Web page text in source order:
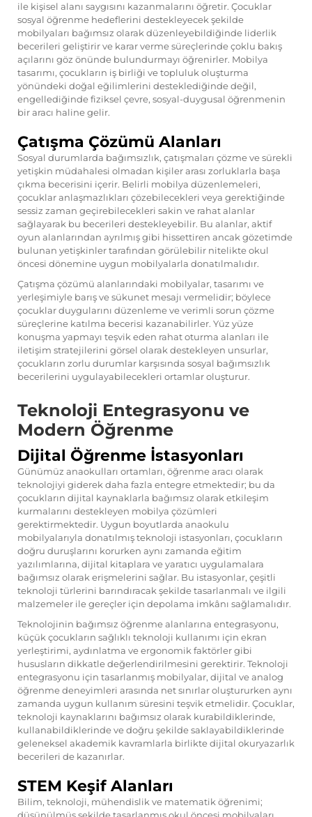
ile kişisel alanı saygısını kazanmalarını öğretir. Çocuklar
sosyal öğrenme hedeflerini destekleyecek şekilde
mobilyaları bağımsız olarak düzenleyebildiğinde liderlik
becerileri geliştirir ve karar verme süreçlerinde çoklu bakış
açılarını göz önünde bulundurmayı öğrenirler. Mobilya
tasarımı, çocukların iş birliği ve topluluk oluşturma
yönündeki doğal eğilimlerini desteklediğinde değil,
engellediğinde fiziksel çevre, sosyal-duygusal öğrenmenin
bir aracı haline gelir.
Çatışma Çözümü Alanları
Sosyal durumlarda bağımsızlık, çatışmaları çözme ve sürekli
yetişkin müdahalesi olmadan kişiler arası zorluklarla başa
çıkma becerisini içerir. Belirli mobilya düzenlemeleri,
çocuklar anlaşmazlıkları çözebilecekleri veya gerektiğinde
sessiz zaman geçirebilecekleri sakin ve rahat alanlar
sağlayarak bu becerileri destekleyebilir. Bu alanlar, aktif
oyun alanlarından ayrılmış gibi hissettiren ancak gözetimde
bulunan yetişkinler tarafından görülebilir nitelikte okul
öncesi dönemine uygun mobilyalarla donatılmalıdır.
Çatışma çözümü alanlarındaki mobilyalar, tasarımı ve
yerleşimiyle barış ve sükunet mesajı vermelidir; böylece
çocuklar duygularını düzenleme ve verimli sorun çözme
süreçlerine katılma becerisi kazanabilirler. Yüz yüze
konuşma yapmayı teşvik eden rahat oturma alanları ile
iletişim stratejilerini görsel olarak destekleyen unsurlar,
çocukların zorlu durumlar karşısında sosyal bağımsızlık
becerilerini uygulayabilecekleri ortamlar oluşturur.
Teknoloji Entegrasyonu ve
Modern Öğrenme
Dijital Öğrenme İstasyonları
Günümüz anaokulları ortamları, öğrenme aracı olarak
teknolojiyi giderek daha fazla entegre etmektedir; bu da
çocukların dijital kaynaklarla bağımsız olarak etkileşim
kurmalarını destekleyen mobilya çözümleri
gerektirmektedir. Uygun boyutlarda anaokulu
mobilyalarıyla donatılmış teknoloji istasyonları, çocukların
doğru duruşlarını korurken aynı zamanda eğitim
yazılımlarına, dijital kitaplara ve yaratıcı uygulamalara
bağımsız olarak erişmelerini sağlar. Bu istasyonlar, çeşitli
teknoloji türlerini barındıracak şekilde tasarlanmalı ve ilgili
malzemeler ile gereçler için depolama imkânı sağlamalıdır.
Teknolojinin bağımsız öğrenme alanlarına entegrasyonu,
küçük çocukların sağlıklı teknoloji kullanımı için ekran
yerleştirimi, aydınlatma ve ergonomik faktörler gibi
hususların dikkatle değerlendirilmesini gerektirir. Teknoloji
entegrasyonu için tasarlanmış mobilyalar, dijital ve analog
öğrenme deneyimleri arasında net sınırlar oluştururken aynı
zamanda uygun kullanım süresini teşvik etmelidir. Çocuklar,
teknoloji kaynaklarını bağımsız olarak kurabildiklerinde,
kullanabildiklerinde ve doğru şekilde saklayabildiklerinde
geleneksel akademik kavramlarla birlikte dijital okuryazarlık
becerileri de kazanırlar.
STEM Keşif Alanları
Bilim, teknoloji, mühendislik ve matematik öğrenimi;